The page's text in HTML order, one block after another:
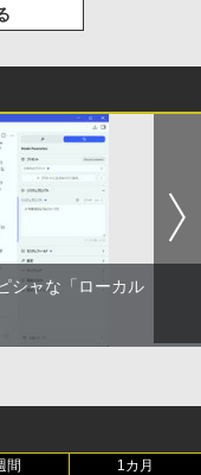
ド版】AOKIMI ワイヤ
イヤホン V12 小型
Fi 最大36時間再生 ぶ
ス ENCノイズキャン
グ Type-C充電 マイク
量調整 スポーツ/通勤/通
)
Buds 8 Lite ワイヤ
5.4 ノイズキャンセ
ver.)
ver.)
ベルレス 500ml ×24本
500ミリリットル (Sm
麦茶 from 爽健美茶 ラ
本
ノクロ版 39 (ジャンプ
うふたり 9巻 (デジタル
ックス)
シャな「ローカル
間 1カ月